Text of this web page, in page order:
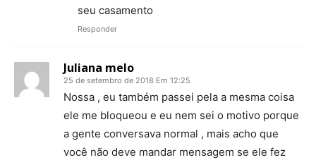
seu casamento
Responder
Juliana melo
25 de setembro de 2018 Em 12:25
Nossa , eu também passei pela a mesma coisa
ele me bloqueou e eu nem sei o motivo porque
a gente conversava normal , mais acho que
você não deve mandar mensagem se ele fez